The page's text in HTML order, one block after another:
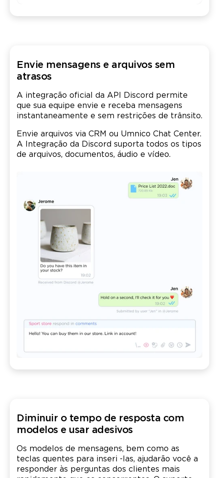
Envie mensagens e arquivos sem
atrasos
A integração oficial da API Discord permite
que sua equipe envie e receba mensagens
instantaneamente e sem restrições de trânsito.
Envie arquivos via CRM ou Umnico Chat Center.
A Integração da Discord suporta todos os tipos
de arquivos, documentos, áudio e vídeo.
Diminuir o tempo de resposta com
modelos e usar adesivos
Os modelos de mensagens, bem como as
teclas quentes para inseri -las, ajudarão você a
responder às perguntas dos clientes mais